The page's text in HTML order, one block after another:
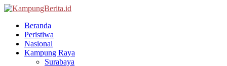
Beranda
Peristiwa
Nasional
Kampung Raya
Surabaya